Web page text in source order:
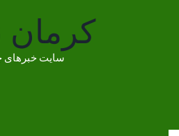
کرمان
سایت خبرهای